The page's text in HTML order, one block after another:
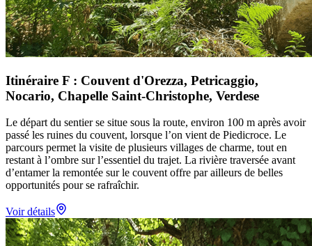
Itinéraire F : Couvent d'Orezza, Petricaggio,
Nocario, Chapelle Saint-Christophe, Verdese
Le départ du sentier se situe sous la route, environ 100 m après avoir
passé les ruines du couvent, lorsque l’on vient de Piedicroce. Le
parcours permet la visite de plusieurs villages de charme, tout en
restant à l’ombre sur l’essentiel du trajet. La rivière traversée avant
d’entamer la remontée sur le couvent offre par ailleurs de belles
opportunités pour se rafraîchir.
Voir détails